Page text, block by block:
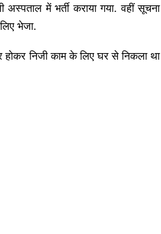
में भर्ती कराया गया. वहीं सूचना
भेजा.
होकर निजी काम के लिए घर से निकला था